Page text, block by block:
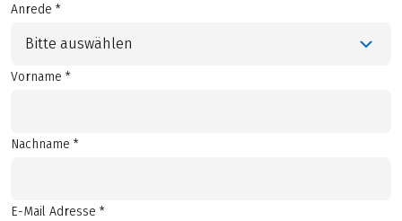
Anrede *
Bitte auswählen
Vorname *
Nachname *
E-Mail Adresse *